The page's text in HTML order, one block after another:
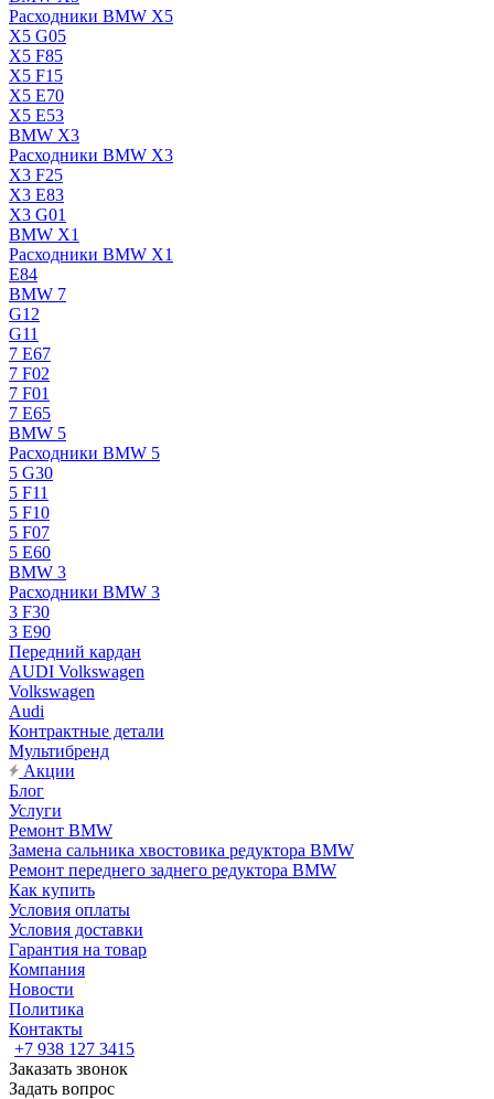
Расходники BMW X5
X5 G05
X5 F85
X5 F15
X5 E70
X5 E53
BMW X3
Расходники BMW X3
X3 F25
X3 E83
X3 G01
BMW X1
Расходники BMW X1
E84
BMW 7
G12
G11
7 Е67
7 F02
7 F01
7 E65
BMW 5
Расходники BMW 5
5 G30
5 F11
5 F10
5 F07
5 E60
BMW 3
Расходники BMW 3
3 F30
3 E90
Передний кардан
AUDI Volkswagen
Volkswagen
Audi
Контрактные детали
Мультибренд
Акции
Блог
Услуги
Ремонт BMW
Замена сальника хвостовика редуктора BMW
Ремонт переднего заднего редуктора BMW
Как купить
Условия оплаты
Условия доставки
Гарантия на товар
Компания
Новости
Политика
Контакты
+7 938 127 3415
Заказать звонок
Задать вопрос